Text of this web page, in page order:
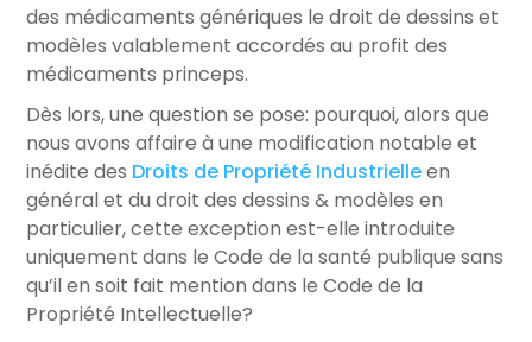
des médicaments génériques le droit de dessins et
modèles valablement accordés au profit des
médicaments princeps.
Dès lors, une question se pose: pourquoi, alors que
nous avons affaire à une modification notable et
inédite des Droits de Propriété Industrielleen
général et du droit des dessins & modèles en
particulier, cette exception est-elle introduite
uniquement dans le Code de la santé publique sans
qu’il en soit fait mention dans le Code de la
Propriété Intellectuelle?